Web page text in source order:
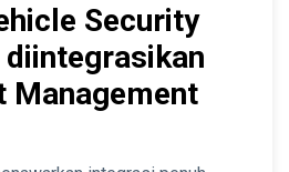
Security
Management